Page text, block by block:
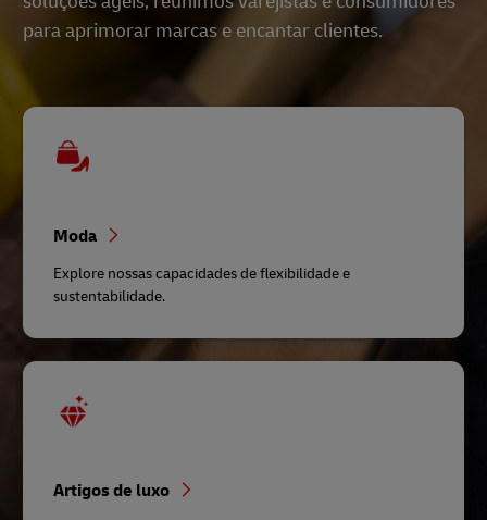
para aprimorar marcas e encantar clientes.
Moda
Explore nossas capacidades de flexibilidade e
sustentabilidade.
Artigos de luxo